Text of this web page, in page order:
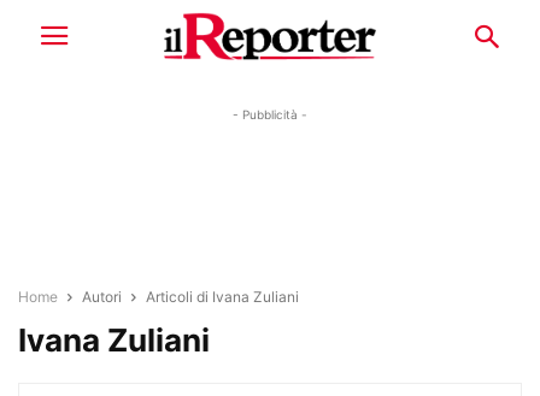
- Pubblicità -
Home Autori Articoli di Ivana Zuliani
Ivana Zuliani